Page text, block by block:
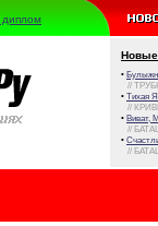
Новые
•
//
• Тихая
//
• Виват,
//
•
//